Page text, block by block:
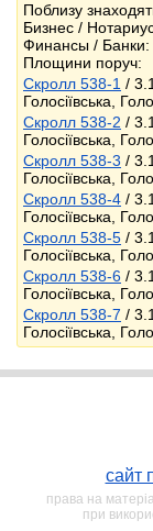
Поблизу
Бизнес /
Финансы / Банки:
Площини поруч:
Скролл 538-1 /
Голосіївська,
Скролл 538-2 /
Голосіївська,
Скролл 538-3 /
Голосіївська,
Скролл 538-4 /
Голосіївська,
Скролл 538-5 /
Голосіївська,
Скролл 538-6 /
Голосіївська,
Скролл 538-7 /
Голосіївська,
сайт
права на
при